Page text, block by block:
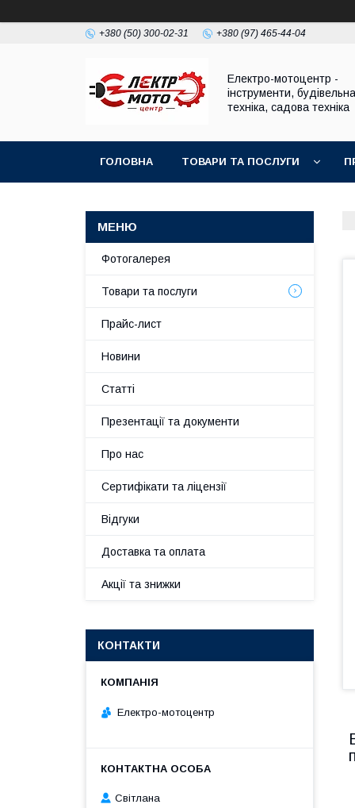
+380 (50) 300-02-31 +380 (97) 465-44-04
Електро-мотоцентр -
інструменти, будівельна
техніка, садова техніка
ГОЛОВНА ТОВАРИ ТА ПОСЛУГИ
Фотогалерея
Товари та послуги
Прайс-лист
Новини
Статті
Презентації та документи
Про нас
Сертифікати та ліцензії
Відгуки
Доставка та оплата
Акції та знижки
КОНТАКТИ
Електро-мотоцентр
Світлана